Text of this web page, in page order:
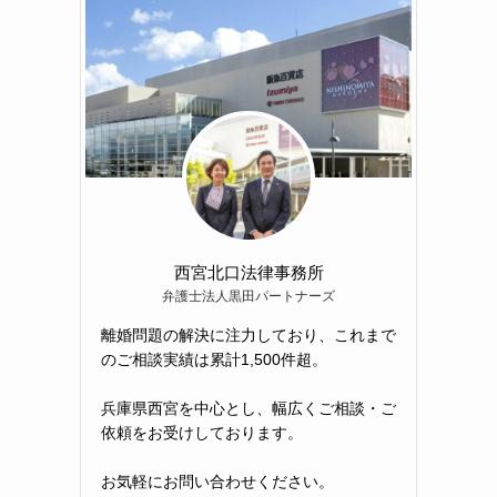
西宮北口法律事務所
弁護士法人黒田パートナーズ
離婚問題の解決に注力しており、これまで
のご相談実績は累計1,500件超。
兵庫県西宮を中心とし、幅広くご相談・ご
依頼をお受けしております。
お気軽にお問い合わせください。